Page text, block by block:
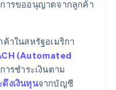
การขออนุญาตจากลูกค้า
าในสหรัฐอเมริกา
(Automated
ารชำระเงินตาม
งเงินทุนจากบัญชี